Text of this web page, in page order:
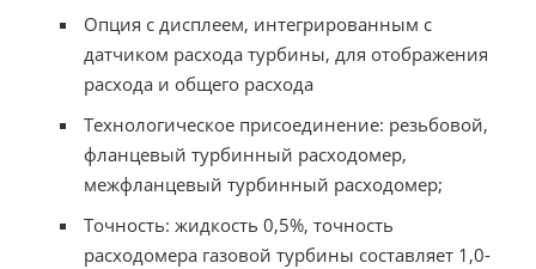
Опция с дисплеем, интегрированным с
датчиком расхода турбины, для отображения
расхода и общего расхода
Технологическое присоединение: резьбовой,
фланцевый турбинный расходомер,
межфланцевый турбинный расходомер;
Точность: жидкость 0,5%, точность
расходомера газовой турбины составляет 1,0-